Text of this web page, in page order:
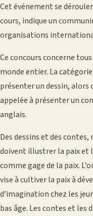
Cet événement se
cours, indique un
organisations
Ce concours concerne
monde entier. La catégorie
présenter un dessin, alors
appelée à présenter un
anglais.
Des dessins et des
doivent illustrer la paix et
comme gage de la paix.
vise à cultiver la paix à
d’imagination chez les
bas âge. Les contes et les